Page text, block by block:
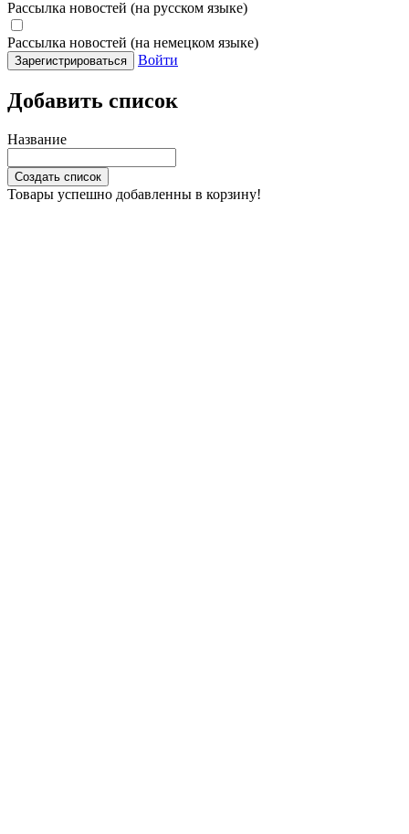
Рассылка новостей (на русском языке)
Рассылка новостей (на немецком языке)
Зарегистрироваться Войти
Добавить список
Название
Создать список
Товары успешно добавленны в корзину!